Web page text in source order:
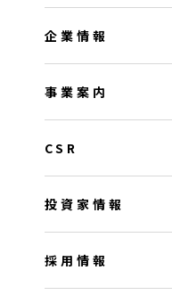
企業情報
事業案内
CSR
投資家情報
採用情報